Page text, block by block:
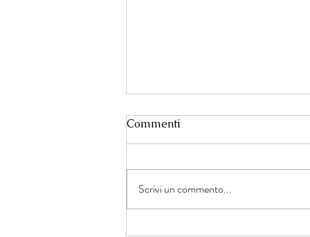
Commenti
Scrivi un commento...